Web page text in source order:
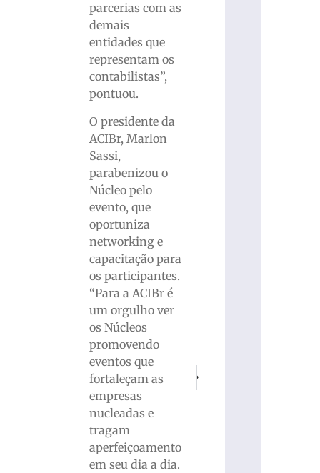
parcerias com as
demais
entidades que
representam os
contabilistas”,
pontuou.
O presidente da
ACIBr, Marlon
Sassi,
parabenizou o
Núcleo pelo
evento, que
oportuniza
networking e
capacitação para
os participantes.
“Para a ACIBr é
um orgulho ver
os Núcleos
promovendo
eventos que
fortaleçam as
empresas
nucleadas e
tragam
aperfeiçoamento
em seu dia a dia.